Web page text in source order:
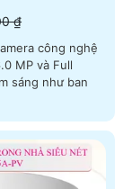
₫
công nghệ
MP và Full
sáng như ban